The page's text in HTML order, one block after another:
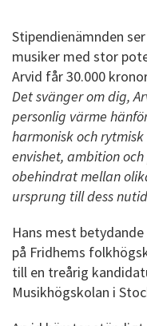
Stipendienämnden
musiker med stor
Arvid får 30.000
Det svänger om dig,
personlig värme
harmonisk och
envishet, ambition
obehindrat mellan
ursprung till dess
Hans mest
på Fridhems
till en treårig
Musikhögskolan i